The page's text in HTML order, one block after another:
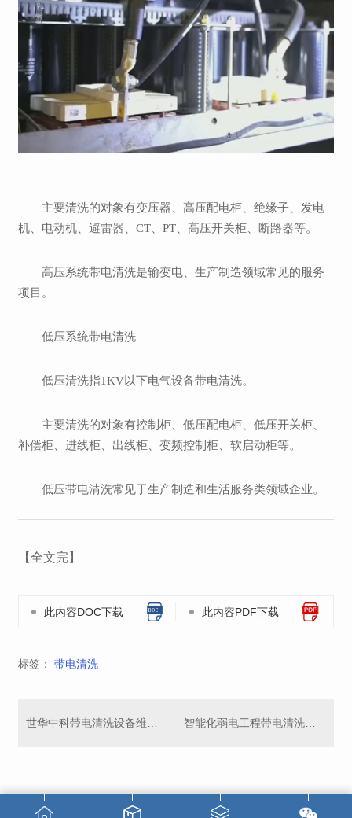
主要清洗的对象有变压器、高压配电柜、绝缘子、发电
机、电动机、避雷器、CT、PT、高压开关柜、断路器等。
高压系统带电清洗是输变电、生产制造领域常见的服务
项目。
低压系统带电清洗
低压清洗指1KV以下电气设备带电清洗。
主要清洗的对象有控制柜、低压配电柜、低压开关柜、
补偿柜、进线柜、出线柜、变频控制柜、软启动柜等。
低压带电清洗常见于生产制造和生活服务类领域企业。
【全文完】
此内容DOC下载 此内容PDF下载
标签： 带电清洗